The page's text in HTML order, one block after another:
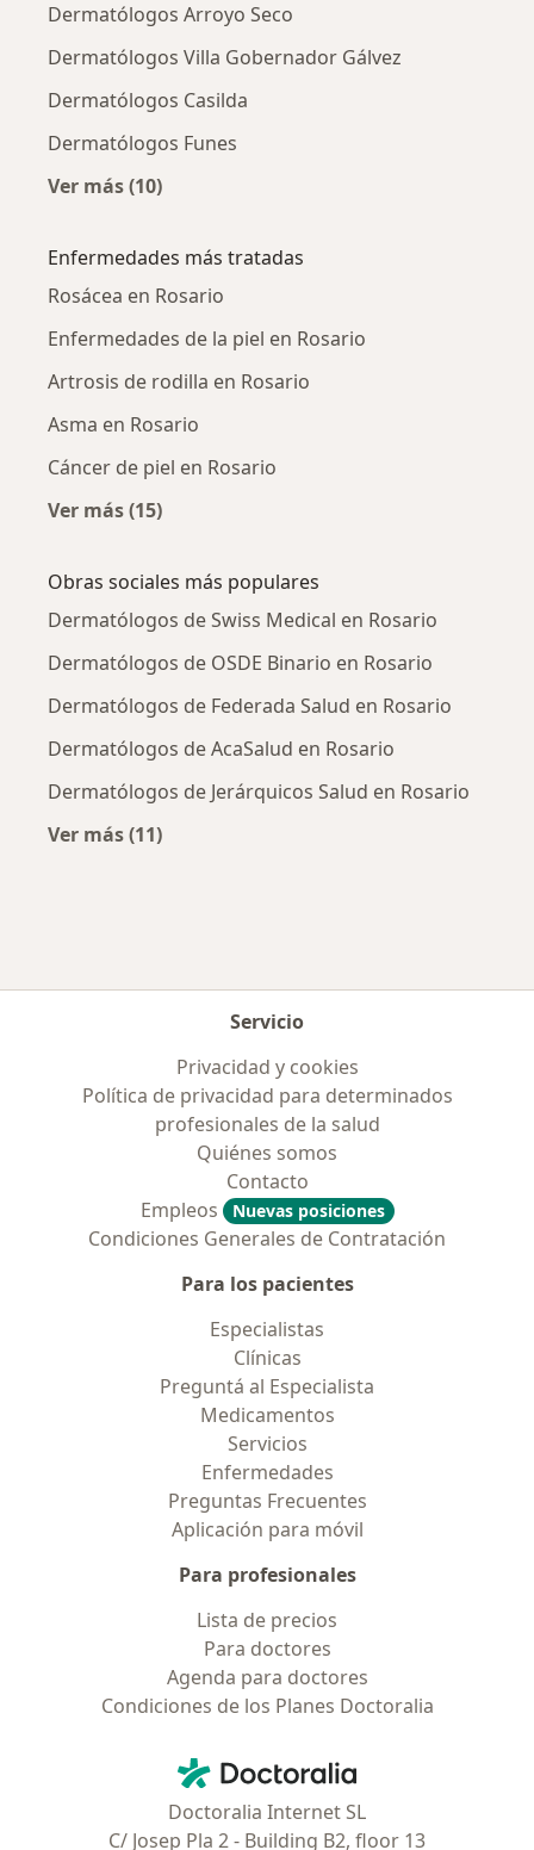
Dermatólogos Arroyo Seco
Dermatólogos Villa Gobernador Gálvez
Dermatólogos Casilda
Dermatólogos Funes
Ver más (10)
Enfermedades más tratadas
Rosácea en Rosario
Enfermedades de la piel en Rosario
Artrosis de rodilla en Rosario
Asma en Rosario
Cáncer de piel en Rosario
Ver más (15)
Obras sociales más populares
Dermatólogos de Swiss Medical en Rosario
Dermatólogos de OSDE Binario en Rosario
Dermatólogos de Federada Salud en Rosario
Dermatólogos de AcaSalud en Rosario
Dermatólogos de Jerárquicos Salud en Rosario
Ver más (11)
Servicio
Privacidad y cookies
Política de privacidad para determinados
profesionales de la salud
Quiénes somos
Contacto
Empleos
Nuevas posiciones
Condiciones Generales de Contratación
Para los pacientes
Especialistas
Clínicas
Preguntá al Especialista
Medicamentos
Servicios
Enfermedades
Preguntas Frecuentes
Aplicación para móvil
Para profesionales
Lista de precios
Para doctores
Agenda para doctores
Condiciones de los Planes Doctoralia
Doctoralia - Página de inicio
Doctoralia Internet SL
C/ Josep Pla 2 - Building B2, floor 13